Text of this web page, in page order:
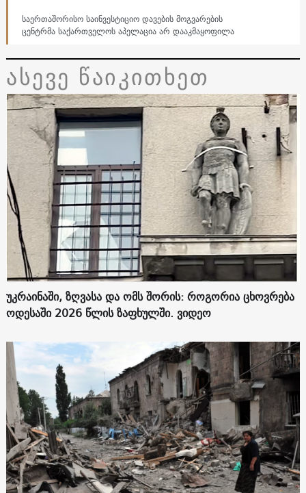
საერთაშორისო საინვესტიციო დავების მოგვარების
ცენტრმა საქართველოს აპელაცია არ დააკმაყოფილა
ასევე წაიკითხეთ
უკრაინაში, ზღვასა და ომს შორის: როგორია ცხოვრება
ოდესაში 2026 წლის ზაფხულში. ვიდეო